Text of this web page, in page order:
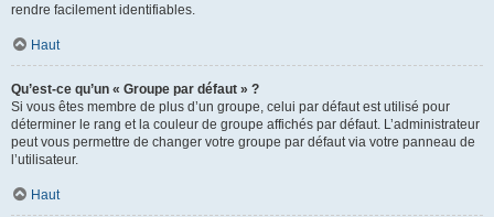
rendre facilement identifiables.
Haut
Qu’est-ce qu’un « Groupe par défaut » ?
Si vous êtes membre de plus d’un groupe, celui par défaut est utilisé pour
déterminer le rang et la couleur de groupe affichés par défaut. L’administrateur
peut vous permettre de changer votre groupe par défaut via votre panneau de
l’utilisateur.
Haut